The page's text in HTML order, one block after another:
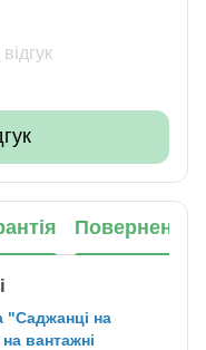
Повернення
"Саджанці на
вантажні